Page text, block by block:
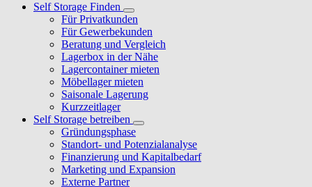
Self Storage Finden
Für Privatkunden
Für Gewerbekunden
Beratung und Vergleich
Lagerbox in der Nähe
Lagercontainer mieten
Möbellager mieten
Saisonale Lagerung
Kurzzeitlager
Self Storage betreiben
Gründungsphase
Standort- und Potenzialanalyse
Finanzierung und Kapitalbedarf
Marketing und Expansion
Externe Partner